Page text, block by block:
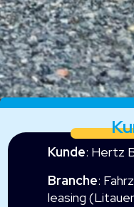
Kunde: Hertz
Branche:
leasing